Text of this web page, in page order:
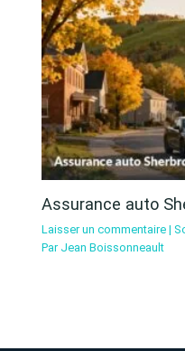
Assurance auto
Laisser un commentaire |
Par Jean Boissonneault